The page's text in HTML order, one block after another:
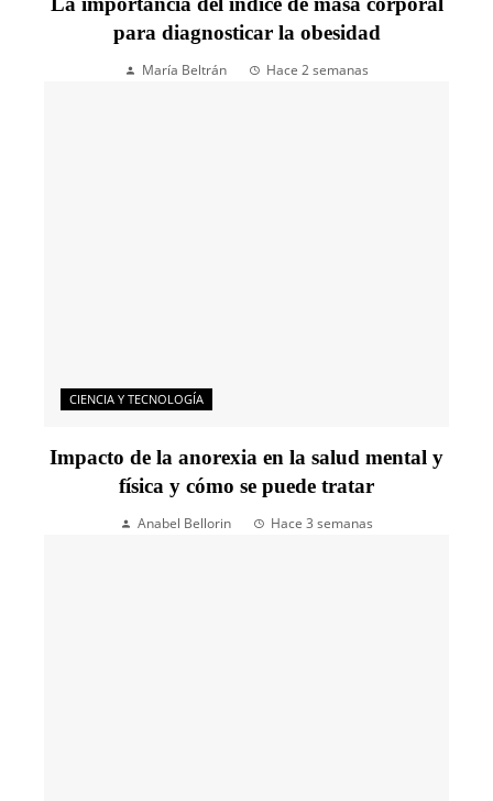
para diagnosticar la obesidad
María Beltrán Hace 2 semanas
CIENCIA Y TECNOLOGÍA
Impacto de la anorexia en la salud mental y
física y cómo se puede tratar
Anabel Bellorin Hace 3 semanas